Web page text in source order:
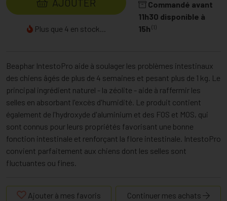
AJOUTER
Plus que 4 en stock...
Commandé avant
11h30 disponible à
15h (1)
Beaphar IntestoPro aide à soulager les problèmes intestinaux
des chiens âgés de plus de 4 semaines et pesant plus de 1 kg. Le
principal ingrédient naturel - la zéolite - aide à raffermir les
selles en absorbant l'excès d'humidité. Le produit contient
également de l'hydroxyde d'aluminium et des FOS et MOS, qui
sont connus pour leurs propriétés favorisant une bonne
fonction intestinale et renforçant la flore intestinale. IntestoPro
convient parfaitement aux chiens dont les selles sont
fluctuantes ou fines.
Ajouter à mes favoris Continuer mes achats